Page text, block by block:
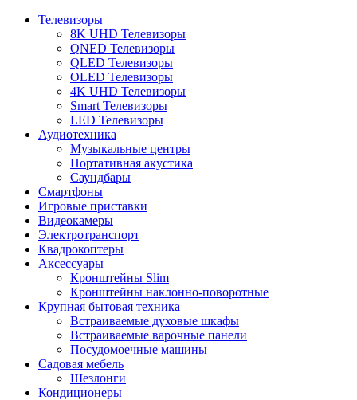
Телевизоры
8K UHD Телевизоры
QNED Телевизоры
QLED Телевизоры
OLED Телевизоры
4K UHD Телевизоры
Smart Телевизоры
LED Телевизоры
Аудиотехника
Музыкальные центры
Портативная акустика
Саундбары
Смартфоны
Игровые приставки
Видеокамеры
Электротранспорт
Квадрокоптеры
Аксессуары
Кронштейны Slim
Кронштейны наклонно-поворотные
Крупная бытовая техника
Встраиваемые духовые шкафы
Встраиваемые варочные панели
Посудомоечные машины
Садовая мебель
Шезлонги
Кондиционеры